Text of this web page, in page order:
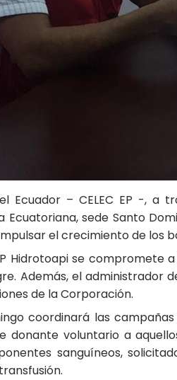
Ecuador – CELEC EP -, a
Ecuatoriana, sede Santo
el crecimiento de los
Hidrotoapi se
Además, el administrador
de la Corporación.
coordinará las
donante voluntario a
sanguíneos,